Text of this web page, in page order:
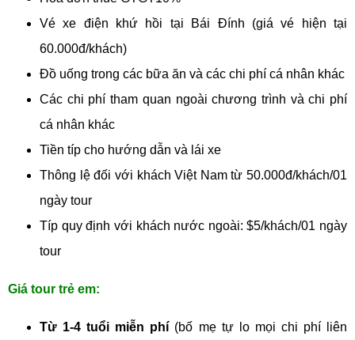
Vé xe điện khứ hồi tại Bái Đính (giá vé hiện tại
60.000đ/khách)
Đồ uống trong các bữa ăn và các chi phí cá nhân khác
Các chi phí tham quan ngoài chương trình và chi phí
cá nhân khác
Tiền típ cho hướng dẫn và lái xe
Thông lệ đối với khách Việt Nam từ 50.000đ/khách/01
ngày tour
Típ quy định với khách nước ngoài: $5/khách/01 ngày
tour
Giá tour trẻ em:
Từ 1-4 tuổi miễn phí (bố mẹ tự lo mọi chi phí liên